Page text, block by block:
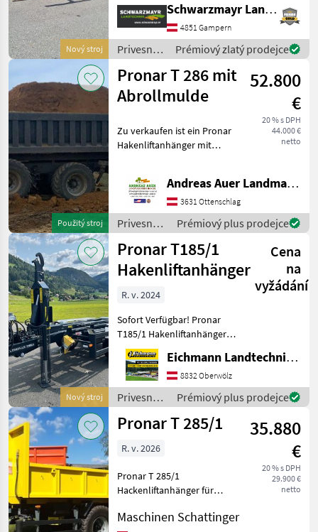
Nový stroj
parabolickým odpružením
s rozvorom náprav 1810
mm Zadná vlečená náprava
s hydraulickým blok
Schwarzmayr Landtechnik GmbH - Gampern
4851 Gampern
Privesné
vozíky /
Pronar
Prémiový zlatý prodejce
Použitý stroj
Pronar T 286 mit
Abrollmulde
52.800
€
20 % s DPH
44.000 €
netto
Zu verkaufen ist ein Pronar
Hakenliftanhänger mit
Knickdeichsel. Zusätzliche
Ausstattung
Hakenliftanhänger: -
Beleuchtung mi
Andreas Auer Landmaschinen Handel
3631 Ottenschlag
Privesné
vozíky /
Pronar
Prémiový plus prodejce
Nový stroj
Pronar T185/1
Hakenliftanhänger
Cena
na
vyžádání
R. v. 2024
Sofort Verfügbar! Pronar
T185/1 Hakenliftanhänger.
AKTION Ausstattung &
Details: - Tandemfahrwerk
mit Parabelfederung mit
dem Achsenabstand (mm):
1325 - Starre
Eichmann Landtechnik GmbH
8832 Oberwölz
Privesné
vozíky /
Pronar
Prémiový plus prodejce
Pronar T 285/1
35.880
€
20 % s DPH
29.900 €
netto
R. v. 2026
Pronar T 285/1
Hackenliftanhänger für
Bereifung 385/60 R 22.5 bis
Maschinen Schattinger